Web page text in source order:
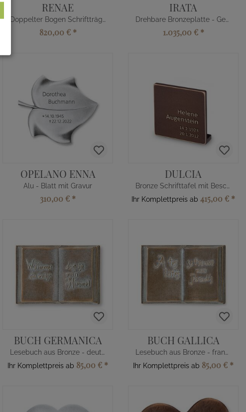
RENAE
Doppelter Bogen Schriftträger
820,00 € *
IRATA
Drehbare Bronzeplatte - Gedenktafel
1.035,00 € *
OPELANO ENNA
Alu - Blatt mit Gravur
310,00 € *
DULCIA
Bronze Schrifttafel mit Beschriftung
Ihr Komplettpreis ab 415,00 € *
BUCH GERMANICA
Lesebuch aus Bronze - deutsch
Ihr Komplettpreis ab 85,00 € *
BUCH GALLICA
Lesebuch aus Bronze - französisch
Ihr Komplettpreis ab 85,00 € *